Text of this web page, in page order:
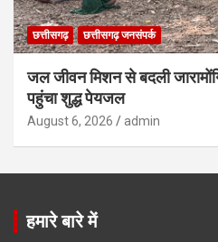
छत्तीसगढ़ छत्तीसगढ़ जनसंपर्क
जल जीवन मिशन से बदली
पहुंचा शुद्ध पेयजल
August 6, 2026 admin
हमारे बारे में